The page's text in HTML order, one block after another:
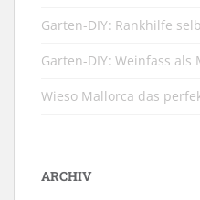
Garten-DIY: Rankhilfe
Garten-DIY: Weinfass
Wieso Mallorca das
ARCHIV